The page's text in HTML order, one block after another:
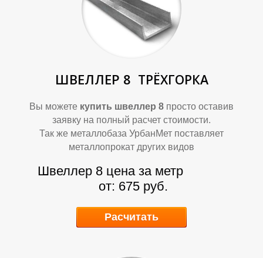
Ф
ШВЕЛЛЕР 8 ТРЁХГОРКА
Вы можете купить швеллер 8 просто оставив
заявку на полный расчет стоимости.
Так же металлобаза УрбанМет поставляет
металлопрокат других видов
Швеллер 8 цена за метр
от: 675 руб.
Расчитать
Ф